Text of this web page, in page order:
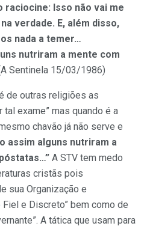
raciocine: Isso não vai me
verdade. E, além disso,
nada a temer…
nutriram a mente com
Sentinela 15/03/1986)
de outras religiões as
exame” mas quando é a
chavão já não serve e
assim alguns nutriram a
A STV tem medo
cristãs pois
sua Organização e
e Discreto” bem como de
A tática que usam para